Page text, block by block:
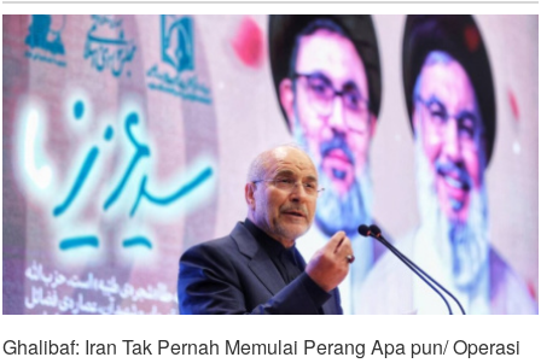
Ghalibaf: Iran Tak Pernah Memulai Perang Apa pun/ Operasi